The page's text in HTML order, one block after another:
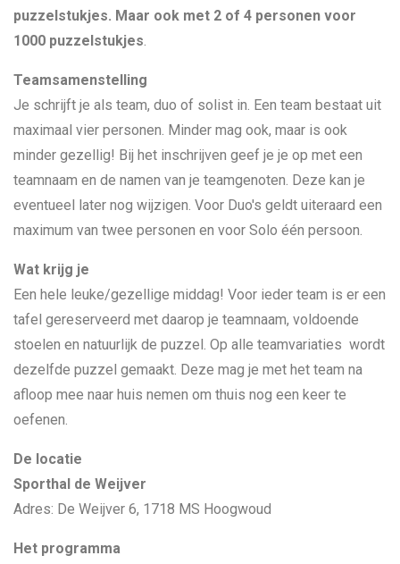
puzzelstukjes. Maar ook met 2 of 4 personen voor
1000 puzzelstukjes.
Teamsamenstelling
Je schrijft je als team, duo of solist in. Een team bestaat uit
maximaal vier personen. Minder mag ook, maar is ook
minder gezellig! Bij het inschrijven geef je je op met een
teamnaam en de namen van je teamgenoten. Deze kan je
eventueel later nog wijzigen. Voor Duo's geldt uiteraard een
maximum van twee personen en voor Solo één persoon.
Wat krijg je
Een hele leuke/gezellige middag! Voor ieder team is er een
tafel gereserveerd met daarop je teamnaam, voldoende
stoelen en natuurlijk de puzzel. Op alle teamvariaties wordt
dezelfde puzzel gemaakt. Deze mag je met het team na
afloop mee naar huis nemen om thuis nog een keer te
oefenen.
De locatie
Sporthal de Weijver
Adres: De Weijver 6, 1718 MS Hoogwoud
Het programma